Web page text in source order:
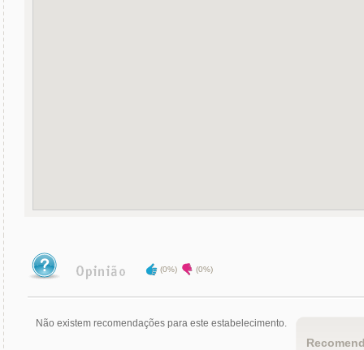
(0%) (0%)
Não existem recomendações para este estabelecimento.